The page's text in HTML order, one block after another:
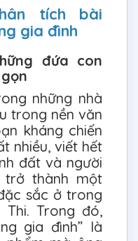
tích bài
gia đình
đứa con
những nhà
trong nền văn
kháng chiến
nhiều, viết hết
đất và người
thành một
sắc ở trong
Trong đó,
gia đình” là